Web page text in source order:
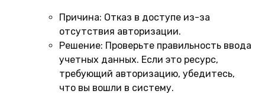
Причина: Отказ в доступе из-за
отсутствия авторизации.
Решение: Проверьте правильность ввода
учетных данных. Если это ресурс,
требующий авторизацию, убедитесь,
что вы вошли в систему.